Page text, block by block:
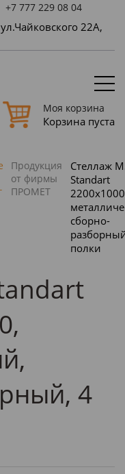
+7 777 229 08 04
ул.Чайковского 22А,
Моя корзина
Корзина пуста
Продукция
от фирмы
ПРОМЕТ
Стеллаж
Standart
сборно-
полки
4